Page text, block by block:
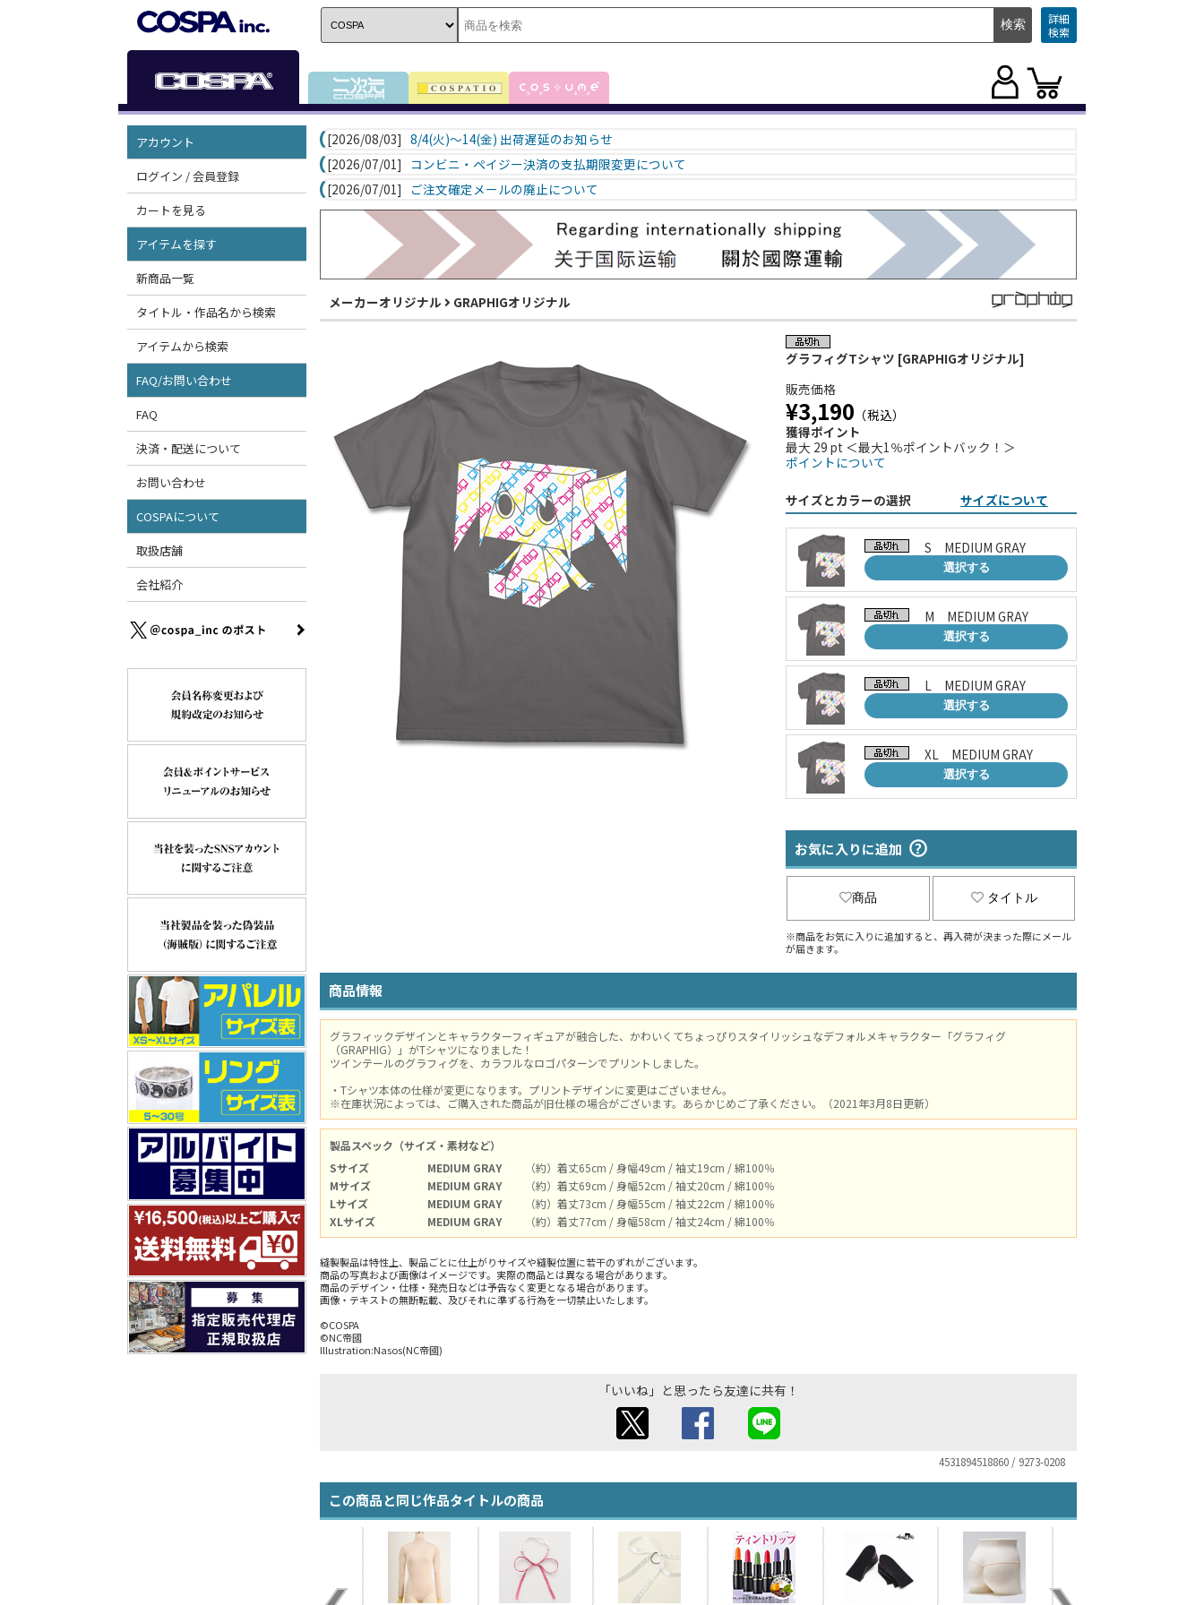
詳細
検索
アカウント
ログイン / 会員登録
カートを見る
アイテムを探す
新商品一覧
タイトル・作品名から検索
アイテムから検索
FAQ/お問い合わせ
FAQ
決済・配送について
お問い合わせ
COSPAについて
取扱店舗
会社紹介
[2026/08/03] 8/4(火)～14(金) 出荷遅延のお知らせ
[2026/07/01]
コンビニ・ペイジー決済の支払期限変更について
[2026/07/01]
ご注文確定メールの廃止について
メーカーオリジナル GRAPHIGオリジナル
グラフィグTシャツ [GRAPHIGオリジナル]
販売価格
¥3,190 （税込）
獲得ポイント
最大 29 pt ＜最大1％ポイントバック！＞
ポイントについて
サイズとカラーの選択 サイズについて
S MEDIUM GRAY
選択する
M MEDIUM GRAY
選択する
L MEDIUM GRAY
選択する
XL MEDIUM GRAY
選択する
お気に入りに追加
商品 タイトル
※商品をお気に入りに追加すると、再入荷が決まった際にメール
が届きます。
商品情報
グラフィックデザインとキャラクターフィギュアが融合した、かわいくてちょっぴりスタイリッシュなデフォルメキャラクター「グラフィグ
（GRAPHIG）」がTシャツになりました！
ツインテールのグラフィグを、カラフルなロゴパターンでプリントしました。
・Tシャツ本体の仕様が変更になります。プリントデザインに変更はございません。
※在庫状況によっては、ご購入された商品が旧仕様の場合がございます。あらかじめご了承ください。（2021年3月8日更新）
製品スペック（サイズ・素材など）
Sサイズ
MEDIUM GRAY
（約）着丈65cm / 身幅49cm / 袖丈19cm / 綿100％
Mサイズ
MEDIUM GRAY
（約）着丈69cm / 身幅52cm / 袖丈20cm / 綿100％
Lサイズ
MEDIUM GRAY
（約）着丈73cm / 身幅55cm / 袖丈22cm / 綿100％
XLサイズ
MEDIUM GRAY （約）着丈77cm / 身幅58cm / 袖丈24cm / 綿100％
縫製製品は特性上、製品ごとに仕上がりサイズや縫製位置に若干のずれがございます。
商品の写真および画像はイメージです。実際の商品とは異なる場合があります。
商品のデザイン・仕様・発売日などは予告なく変更となる場合があります。
画像・テキストの無断転載、及びそれに準ずる行為を一切禁止いたします。
©COSPA
©NC帝國
Illustration:Nasos(NC帝國)
「いいね」と思ったら友達に共有！
4531894518860 / 9273-0208
この商品と同じ作品タイトルの商品